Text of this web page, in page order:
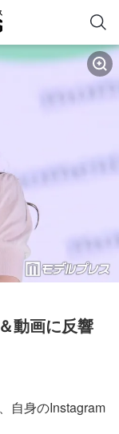
動画に反響
自身のInstagram